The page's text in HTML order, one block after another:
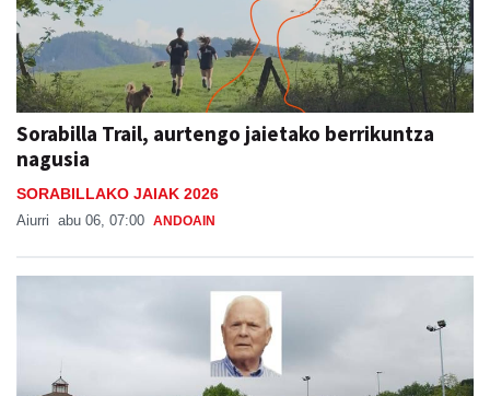
Sorabilla Trail, aurtengo jaietako berrikuntza
nagusia
SORABILLAKO JAIAK 2026
Aiurri abu 06, 07:00 ANDOAIN